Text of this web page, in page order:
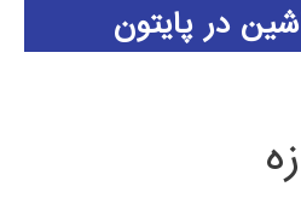
در پایتون